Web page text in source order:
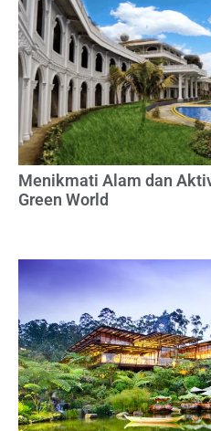
Menikmati Alam dan
Green World